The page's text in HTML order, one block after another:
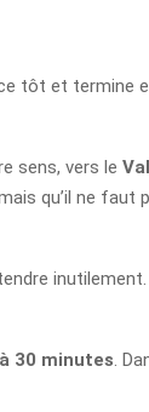
tôt et termine
sens, vers le
qu’il ne
30 minutes .